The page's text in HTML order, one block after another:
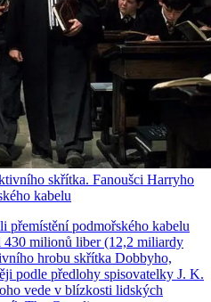
skřítka. Fanoušci Harryho
kabelu
přemístění podmořského kabelu
430 milionů liber (12,2 miliardy
hrobu skřítka Dobbyho,
podle předlohy spisovatelky J. K.
vede v blízkosti lidských